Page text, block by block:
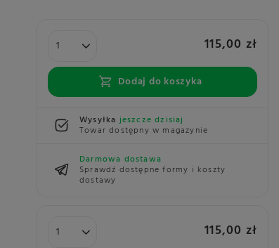
115,00 zł
Dodaj do koszyka
Wysyłkajeszcze dzisiaj
Towar dostępny w magazynie
Darmowa dostawa
Sprawdź dostępne formy i koszty
dostawy
115,00 zł